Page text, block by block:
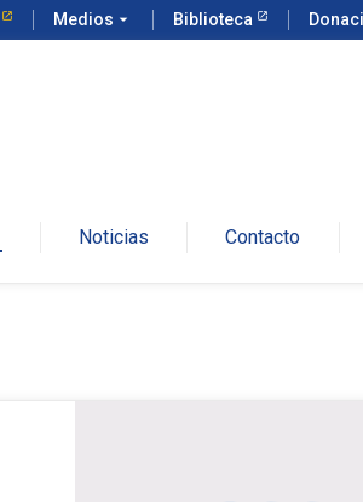
Medios arrow_drop_down Biblioteca
Noticias Contacto